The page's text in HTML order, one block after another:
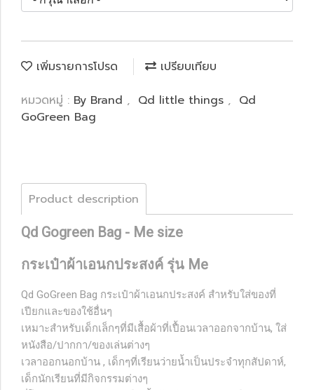
เพิ่มรายการโปรด
เปรียบเทียบ
หมวดหมู่ : By Brand , Qd little things , Qd
GoGreen Bag
Product description
Qd Gogreen Bag - Me size
กระเป๋าผ้าเอนกประสงค์ รุ่น Me
Qd GoGreen Bag กระเป๋าผ้าเอนกประสงค์ สำหรับใส่ของที่
เปียกและของใช้อื่นๆ
เหมาะสำหรับเด็กเล็กๆที่มีเสื้อผ้าที่เปื้อนเวลาออกจากบ้าน, ใส่
หนังสือ/ปากกา/ของเล่นต่างๆ
เวลาออกนอกบ้าน , เด็กๆที่เรียนว่ายน้ำเป็นประจำทุกสัปดาห์,
เด็กนักเรียนที่มีกิจกรรมต่างๆ